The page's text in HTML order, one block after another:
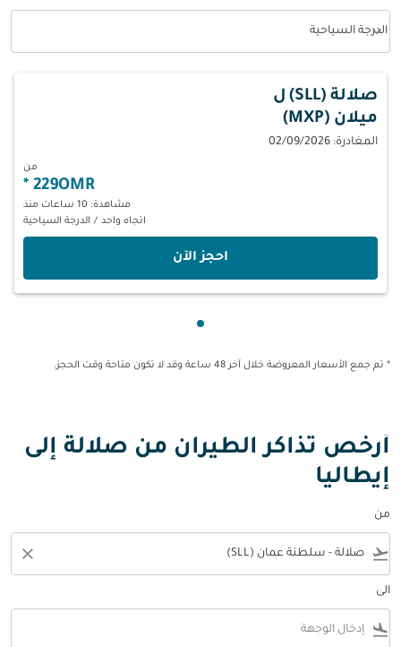
فئة المقصورة option الدرجة السياحية Selected
الدرجة السياحية
keyboard_arrow_down
صلالة (SLL)
ل
ميلان (MXP)
المغادرة: 02/09/2026
من
229OMR
*
مشاهدة: 10 ساعات منذ
اتجاه واحد / الدرجة السياحية
‫احجز الآن‬
* تم جمع الأسعار المعروضة خلال آخر 48 ساعة وقد لا تكون متاحة وقت الحجز.
أرخص تذاكر الطيران من صلالة إلى
إيطاليا
من
flight_takeoff
close
الى
flight_land